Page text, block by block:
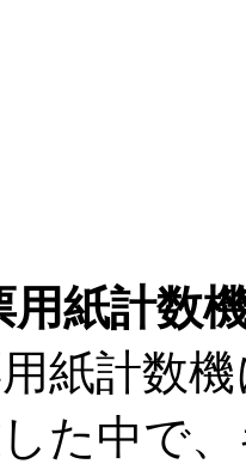
用紙計数
紙計数
た中で